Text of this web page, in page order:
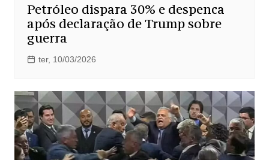
Petróleo dispara 30% e despenca
após declaração de Trump sobre
guerra
ter, 10/03/2026